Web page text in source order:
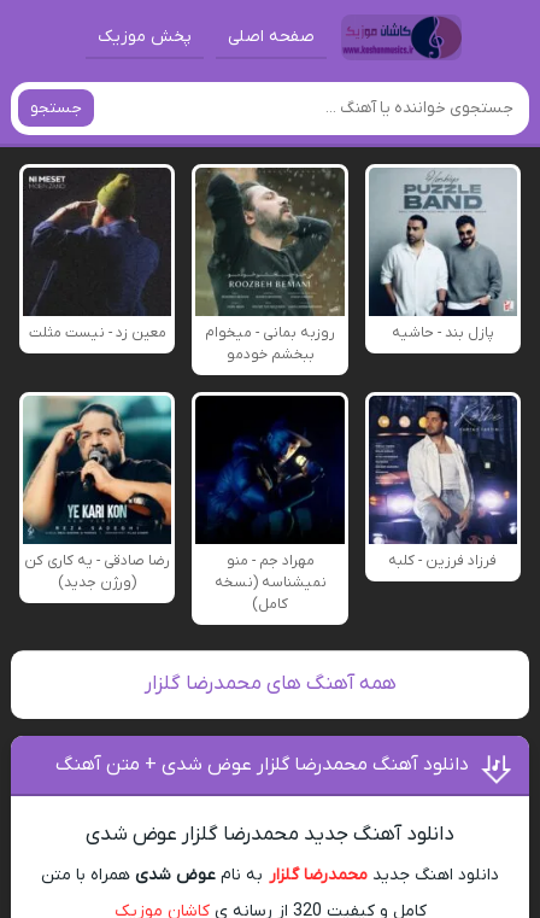
صفحه اصلی پخش موزیک
جستجو
پازل بند - حاشیه
روزبه بمانی - میخوام
ببخشم خودمو
معین زد - نیست مثلت
فرزاد فرزین - کلبه
مهراد جم - منو
نمیشناسه (نسخه
کامل)
رضا صادقی - یه کاری کن
(ورژن جدید)
همه آهنگ های محمدرضا گلزار
دانلود آهنگ محمدرضا گلزار عوض شدی + متن آهنگ
دانلود آهنگ جدید محمدرضا گلزار عوض شدی
دانلود اهنگ جدید محمدرضا گلزار به نام عوض شدی همراه با متن
کامل و کیفیت 320 از رسانه ی
کاشان موزیک